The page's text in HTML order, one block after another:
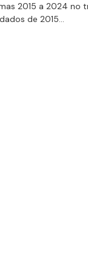
2015 a 2024 no
de 2015...